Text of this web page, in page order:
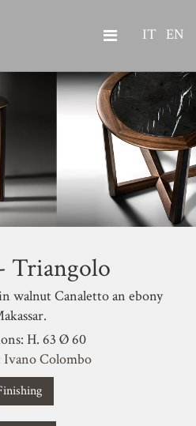
IT EN
Triangolo
walnut Canaletto an ebony
H. 63 Ø 60
Ivano Colombo